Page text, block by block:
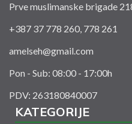
Prve muslimanske brigade
+387 37 778 260, 778 261
amelseh@gmail.com
Pon - Sub: 08:00 - 17:00h
PDV: 263180840007
KATEGORIJE